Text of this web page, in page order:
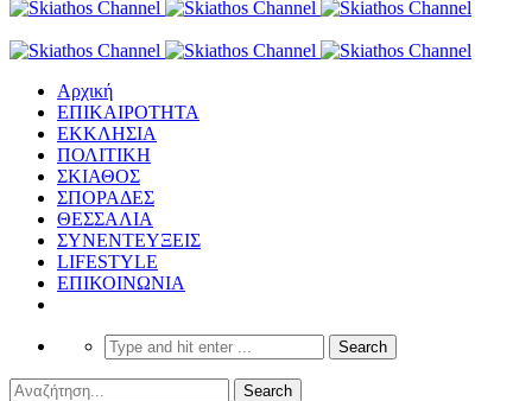
Αρχική
ΕΠΙΚΑΙΡΟΤΗΤΑ
ΕΚΚΛΗΣΙΑ
ΠΟΛΙΤΙΚΗ
ΣΚΙΑΘΟΣ
ΣΠΟΡΑΔΕΣ
ΘΕΣΣΑΛΙΑ
ΣΥΝΕΝΤΕΥΞΕΙΣ
LIFESTYLE
ΕΠΙΚΟΙΝΩΝΙΑ